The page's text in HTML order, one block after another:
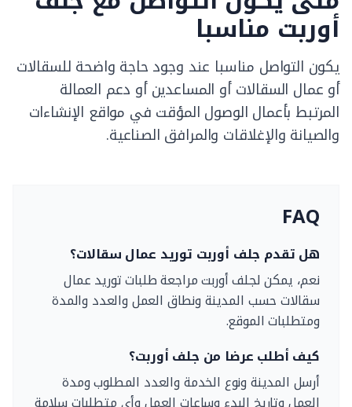
أوربت مناسبا
يكون التواصل مناسبا عند وجود حاجة واضحة للسقالات
أو عمال السقالات أو المساعدين أو دعم العمالة
المرتبط بأعمال الوصول المؤقت في مواقع الإنشاءات
والصيانة والإغلاقات والمرافق الصناعية.
FAQ
هل تقدم جلف أوربت توريد عمال سقالات؟
نعم، يمكن لجلف أوربت مراجعة طلبات توريد عمال
سقالات حسب المدينة ونطاق العمل والعدد والمدة
ومتطلبات الموقع.
كيف أطلب عرضا من جلف أوربت؟
أرسل المدينة ونوع الخدمة والعدد المطلوب ومدة